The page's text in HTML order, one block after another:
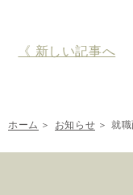
《 新しい記事へ
ホーム お知らせ 就